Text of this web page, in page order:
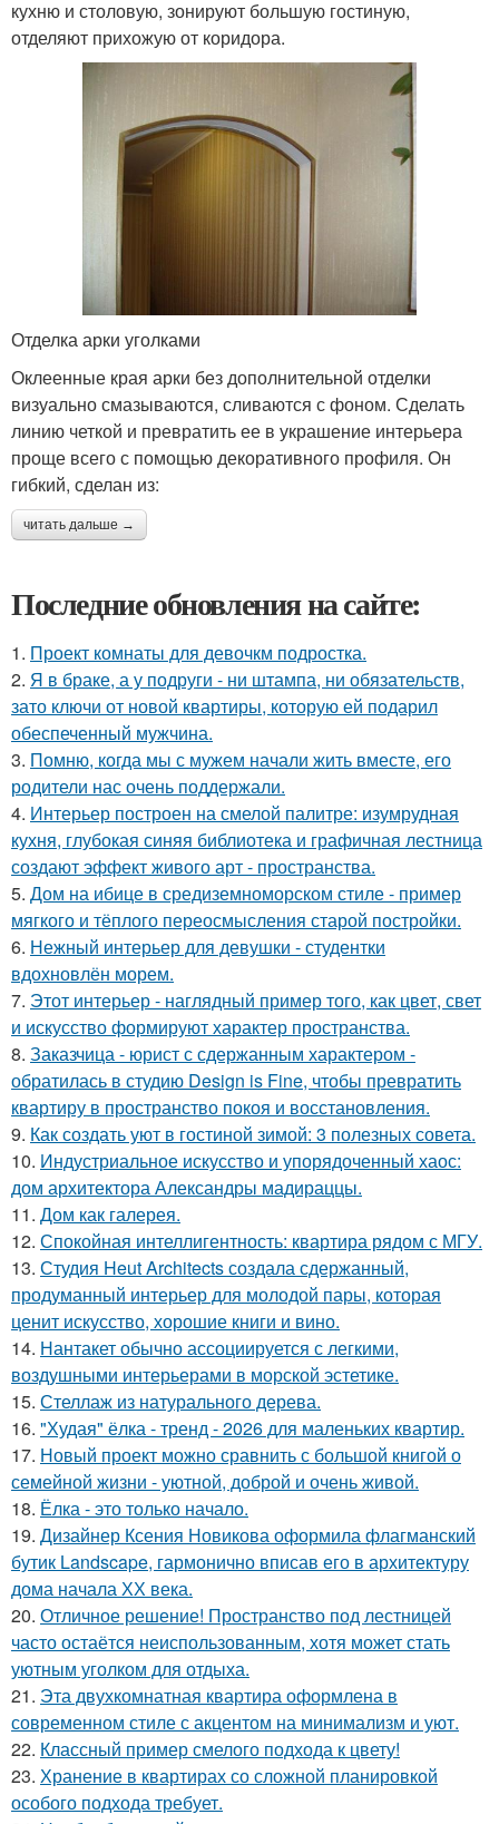
кухню и столовую, зонируют большую гостиную,
отделяют прихожую от коридора.
Отделка арки уголками
Оклеенные края арки без дополнительной отделки
визуально смазываются, сливаются с фоном. Сделать
линию четкой и превратить ее в украшение интерьера
проще всего с помощью декоративного профиля. Он
гибкий, сделан из:
читать дальше →
Последние обновления на сайте:
1. Проект комнаты для девочкм подростка.
2. Я в браке, а у подруги - ни штампа, ни обязательств,
зато ключи от новой квартиры, которую ей подарил
обеспеченный мужчина.
3. Помню, когда мы с мужем начали жить вместе, его
родители нас очень поддержали.
4. Интерьер построен на смелой палитре: изумрудная
кухня, глубокая синяя библиотека и графичная лестница
создают эффект живого арт - пространства.
5. Дом на ибице в средиземноморском стиле - пример
мягкого и тёплого переосмысления старой постройки.
6. Нежный интерьер для девушки - студентки
вдохновлён морем.
7. Этот интерьер - наглядный пример того, как цвет, свет
и искусство формируют характер пространства.
8. Заказчица - юрист с сдержанным характером -
обратилась в студию Design is Fine, чтобы превратить
квартиру в пространство покоя и восстановления.
9. Как создать уют в гостиной зимой: 3 полезных совета.
10. Индустриальное искусство и упорядоченный хаос:
дом архитектора Александры мадираццы.
11. Дом как галерея.
12. Спокойная интеллигентность: квартира рядом с МГУ.
13. Студия Heut Architects создала сдержанный,
продуманный интерьер для молодой пары, которая
ценит искусство, хорошие книги и вино.
14. Нантакет обычно ассоциируется с легкими,
воздушными интерьерами в морской эстетике.
15. Стеллаж из натурального дерева.
16. "Худая" ёлка - тренд - 2026 для маленьких квартир.
17. Новый проект можно сравнить с большой книгой о
семейной жизни - уютной, доброй и очень живой.
18. Ёлка - это только начало.
19. Дизайнер Ксения Новикова оформила флагманский
бутик Landscape, гармонично вписав его в архитектуру
дома начала ХХ века.
20. Отличное решение! Пространство под лестницей
часто остаётся неиспользованным, хотя может стать
уютным уголком для отдыха.
21. Эта двухкомнатная квартира оформлена в
современном стиле с акцентом на минимализм и уют.
22. Классный пример смелого подхода к цвету!
23. Хранение в квартирах со сложной планировкой
особого подхода требует.